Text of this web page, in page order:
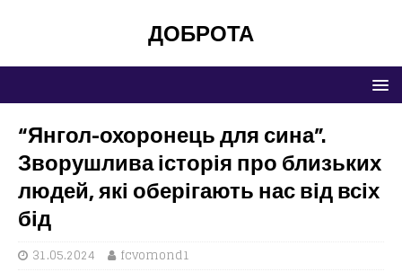
ДОБРОТА
“Янгол-охоронець для сина”.
Зворушлива історія про близьких
людей, які оберігають нас від всіх
бід
31.05.2024 fcvomond1